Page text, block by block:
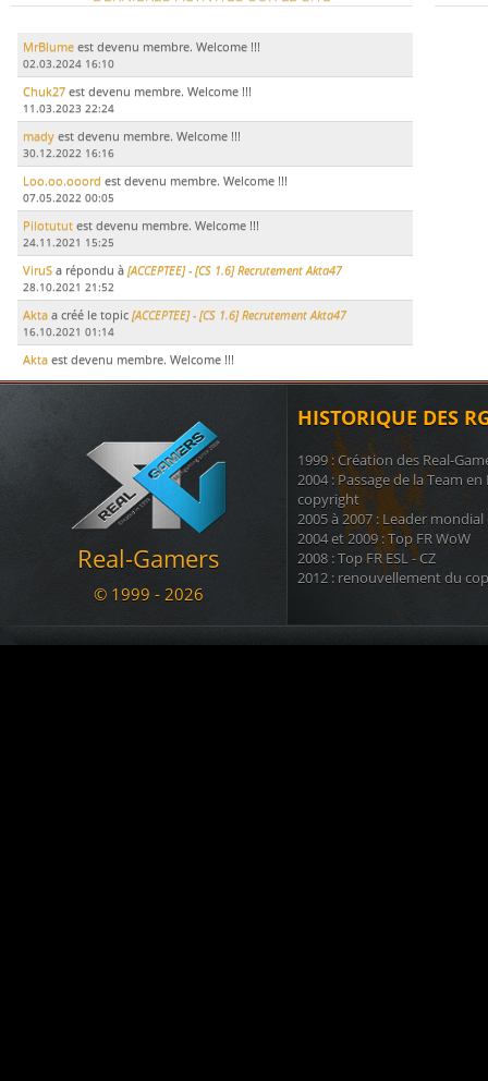
MrBlume est devenu membre. Welcome !!!
02.03.2024 16:10
Chuk27 est devenu membre. Welcome !!!
11.03.2023 22:24
mady est devenu membre. Welcome !!!
30.12.2022 16:16
Loo.oo.ooord est devenu membre. Welcome !!!
07.05.2022 00:05
Pilotutut est devenu membre. Welcome !!!
24.11.2021 15:25
ViruS a répondu à [ACCEPTEE] - [CS 1.6] Recrutement Akta47
28.10.2021 21:52
Akta a créé le topic [ACCEPTEE] - [CS 1.6] Recrutement Akta47
16.10.2021 01:14
Akta est devenu membre. Welcome !!!
Le Marsouina créé le topicban
17.11.2020 21:51
a créé le topic BAN
05.11.2020 17:07
[RG - LOL] vs. NyanTrain
02.11.2020 12:56
02.11.2020 12:43
KADOZERRest devenu membre. Welcome !!!
30.08.2020 12:38
Real-Gamers
© 1999 - 2026
HISTORIQUE DES
1999 : Création des Real-
2004 : Passage de la Team
copyright
2005 à 2007 : Leader mondial
2004 et 2009 : Top FR WoW
2008 : Top FR ESL - CZ
2012 : renouvellement du